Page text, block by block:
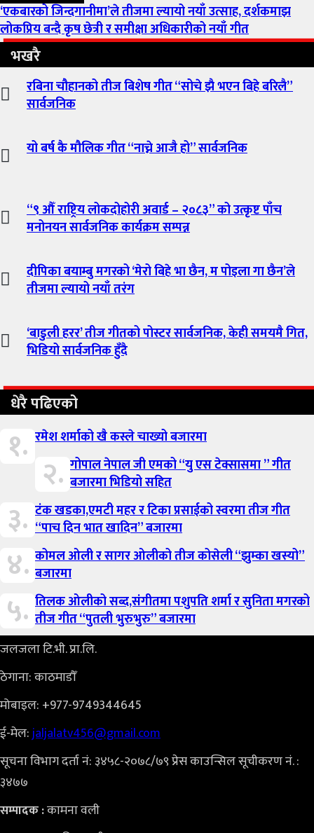
‘एकबारको जिन्दगानीमा’ले तीजमा ल्यायो नयाँ उत्साह, दर्शकमाझ
लोकप्रिय बन्दै कृष छेत्री र समीक्षा अधिकारीको नयाँ गीत
भखरै
रबिना चौहानको तीज बिशेष गीत “सोचे झै भएन बिहे बरिलै”
सार्वजनिक
यो बर्ष कै मौलिक गीत “नाच्ने आजै हो” सार्वजनिक
“९ औँ राष्ट्रिय लोकदोहोरी अवार्ड – २०८३” को उत्कृष्ट पाँच
मनोनयन सार्वजनिक कार्यक्रम सम्पन्न
दीपिका बयाम्बु मगरको ‘मेरो बिहे भा छैन, म पोइला गा छैन’ले
तीजमा ल्यायो नयाँ तरंग
‘बाडुली हरर’ तीज गीतको पोस्टर सार्वजनिक, केही समयमै गित,
भिडियो सार्वजनिक हुँदै
धेरै पढिएको
१. रमेश शर्माको खै कस्ले चाख्यो बजारमा
२. गोपाल नेपाल जी एमको “यु एस टेक्सासमा ” गीत
बजारमा भिडियो सहित
३. टंक खडका,एमटी महर र टिका प्रसाईको स्वरमा तीज गीत
“पाच दिन भात खादिन” बजारमा
४. कोमल ओली र सागर ओलीको तीज कोसेली “झुम्का खस्यो”
बजारमा
५. तिलक ओलीको सब्द,संगीतमा पशुपति शर्मा र सुनिता मगरको
तीज गीत “पुतली भुरुभुरु” बजारमा
जलजला टि.भी. प्रा.लि.
ठेगाना: काठमाडौँ
मोबाइल: +977-9749344645
ई-मेल:jaljalatv456@gmail.com
सूचना विभाग दर्ता नं: ३४५८-२०७८/७९ प्रेस काउन्सिल सूचीकरण नं. :
३४७७
सम्पादक :कामना वली